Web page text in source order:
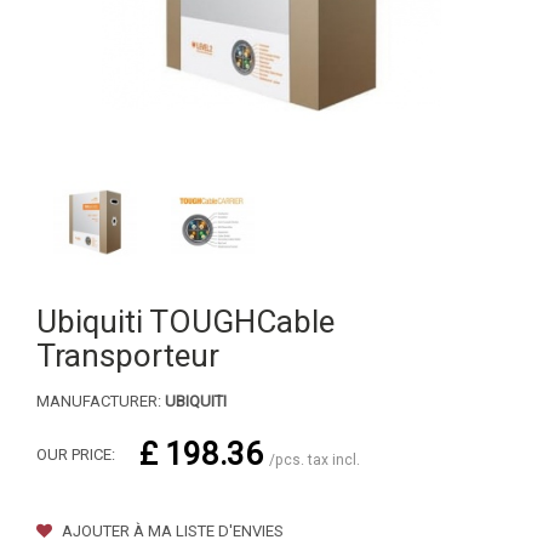
Ubiquiti TOUGHCable
Transporteur
MANUFACTURER: UBIQUITI
OUR PRICE: £ 198.36 /pcs. tax incl.
AJOUTER À MA LISTE D'ENVIES